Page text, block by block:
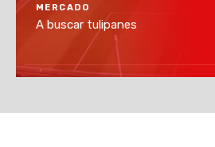
MERCADO
A buscar tulipanes